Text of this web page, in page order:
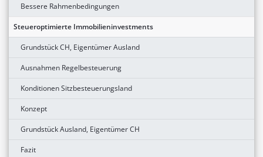
Bessere Rahmenbedingungen
Steueroptimierte Immobilieninvestments
Grundstück CH, Eigentümer Ausland
Ausnahmen Regelbesteuerung
Konditionen Sitzbesteuerungsland
Konzept
Grundstück Ausland, Eigentümer CH
Fazit